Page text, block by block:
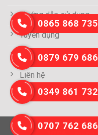
Hướng dẫn sử dụng
Tuyển dụng
Thông tin thanh toán
Liên hệ
0865 868 735
0879 679 686
0349 861 732
0707 762 686